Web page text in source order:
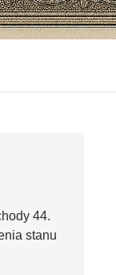
44.
stanu